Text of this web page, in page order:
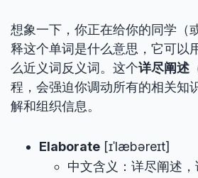
想象一下，你正在给你的同学（
释这个单词是什么意思，它可以
么近义词反义词。这个详尽阐述
程，会强迫你调动所有的相关知
解和组织信息。
Elaborate [ɪˈlæbəreɪt]
中文含义：详尽阐述